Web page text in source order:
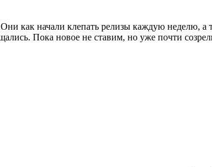
как начали клепать релизы каждую
Пока новое не ставим, но уже почти